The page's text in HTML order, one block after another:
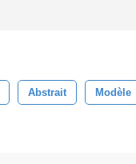
Abstrait Modèle